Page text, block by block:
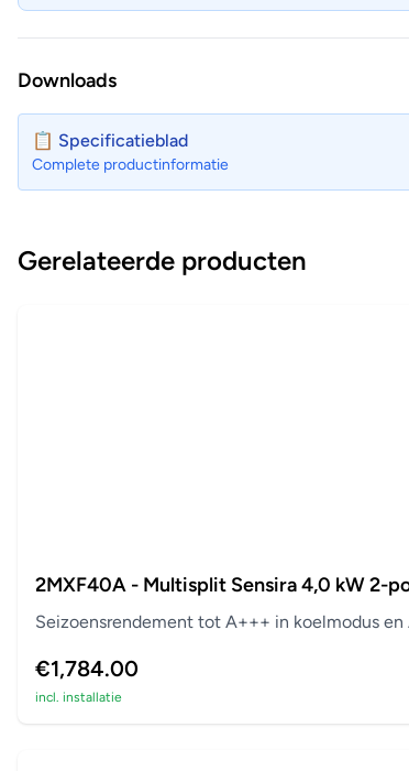
Downloads
📋 Specificatieblad
Complete productinformatie
Gerelateerde producten
2MXF40A - Multisplit Sensira 4,0 kW 2-
Seizoensrendement tot A+++ in koelmodus
€1,784.00
incl. installatie